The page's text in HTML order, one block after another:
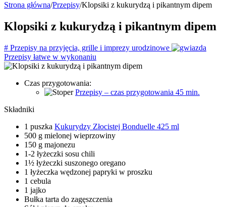
Strona główna/Przepisy/Klopsiki z kukurydzą i pikantnym dipem
Klopsiki z kukurydzą i pikantnym dipem
# Przepisy na przyjęcia, grille i imprezy urodzinowe
Przepisy łatwe w wykonaniu
Czas przygotowania:
Przepisy – czas przygotowania 45 min.
Składniki
1 puszka Kukurydzy Złocistej Bonduelle 425 ml
500 g mielonej wieprzowiny
150 g majonezu
1-2 łyżeczki sosu chili
1½ łyżeczki suszonego oregano
1 łyżeczka wędzonej papryki w proszku
1 cebula
1 jajko
Bułka tarta do zagęszczenia